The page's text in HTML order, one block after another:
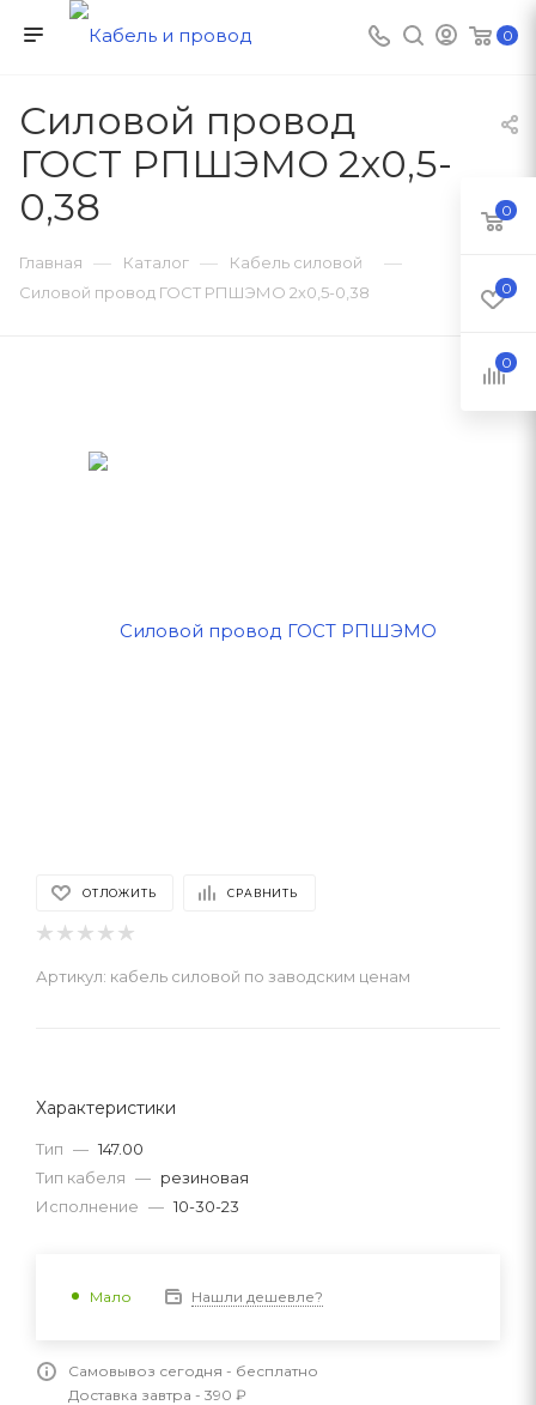
0
Силовой провод
ГОСТ РПШЭМО 2х0,5-
0,38
Главная — Каталог — Кабель силовой —
Силовой провод ГОСТ РПШЭМО 2х0,5-0,38
ОТЛОЖИТЬ СРАВНИТЬ
Артикул: кабель силовой по заводским ценам
Характеристики
Тип — 147.00
Тип кабеля — резиновая
Исполнение — 10-30-23
Мало Нашли дешевле?
Самовывоз сегодня - бесплатно
Доставка завтра - 390 ₽
0
0
0